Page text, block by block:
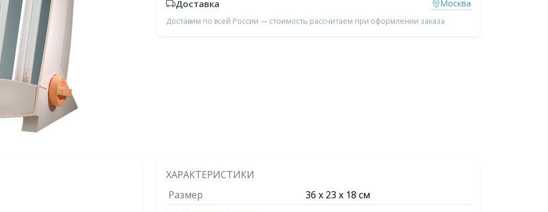
Доставка Москва
Доставим по всей России — стоимость рассчитаем при оформлении заказа
ХАРАКТЕРИСТИКИ
Размер
36 х 23 х 18 см